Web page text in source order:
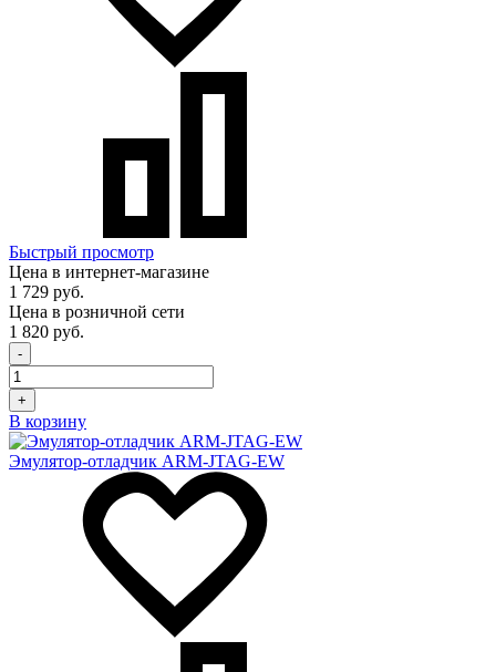
Быстрый просмотр
Цена в интернет-магазине
1 729 руб.
Цена в розничной сети
1 820 руб.
-
+
В корзину
Эмулятор-отладчик ARM-JTAG-EW